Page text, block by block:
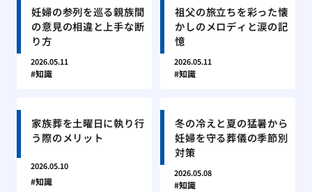
妊婦の参列を巡る親族間
の意見の相違と上手な断
り方
2026.05.11
知識
祖父の旅立ちを彩った懐
かしのメロディと涙の記
憶
2026.05.11
知識
家族葬を土曜日に執り行
う際のメリット
2026.05.10
知識
冬の冷えと夏の猛暑から
妊婦を守る葬儀の季節別
対策
2026.05.08
知識